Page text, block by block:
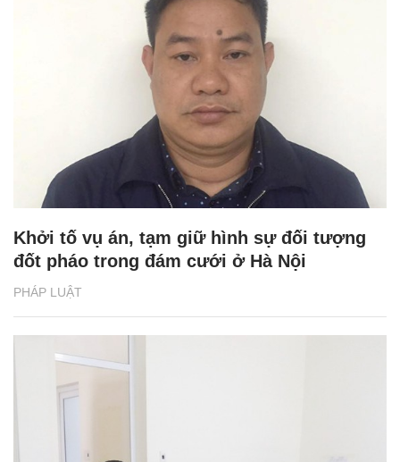
PHÁP LUẬT
Khởi tố vụ án, tạm giữ hình sự đối tượng
đốt pháo trong đám cưới ở Hà Nội